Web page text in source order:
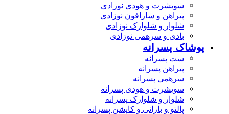
سویشرت و هودی نوزادی
پیراهن و سارافون نوزادی
شلوار و شلوارک نوزادی
بادی و سرهمی نوزادی
پوشاک پسرانه
ست پسرانه
پیراهن پسرانه
سرهمی پسرانه
سویشرت و هودی پسرانه
شلوار و شلوارک پسرانه
پالتو و بارانی و کاپشن پسرانه